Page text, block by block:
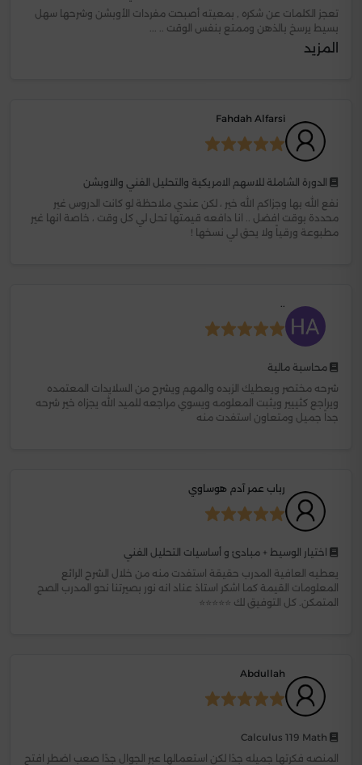
تعجز الكلمات عن شكره , بمعيته أصبحت مفردات الأوبشن وشرحها سهل
بسيط يرسخ بالذهن وممتع بنفس الوقت .. ...
المزيد
Fahdah Alfarsi
الدورة الشاملة للاسهم الامريكية والتحليل الفني والاوبشن
نفع الله بها وجزاكم الله خير ، لكن عندي ملاحظة لو كانت الدروس غير
محددة بوقت افضل .. انا دافعه قيمتها تحل لي كل وقت ، خاصة انها غير
مطبوعة ورقياً ولا يحق لي نسخها !
..
محاسبة مالية
شرحه مختصر ويعطيك الزبده والمهم ويشرح من السلايدات المعتمده
ويراجع كثييير ويثبت المعلومه ويسوي مراجعه للميد الله يجزاه خير شرحه
جداً جميل ومتعاون استفدت منه
رباب عمر آدم هوساوي
اختيار الوسيط + مبادئ و أساسيات التحليل الفني
يعطيه العافية المدرب حقيقة استفدت منه من خلال الشرح الرائع
المعلومات القيمة كما اشكر استاذ عناد انه نور بصيرتنا نحو المدرب الصح
المتمكن. كل التوفيق لك ⭐⭐⭐⭐⭐
Abdullah
المنصه فكرتها جميله جدًا لكن استعمالها عبر الجوال جدًا صعب اضطر افتح